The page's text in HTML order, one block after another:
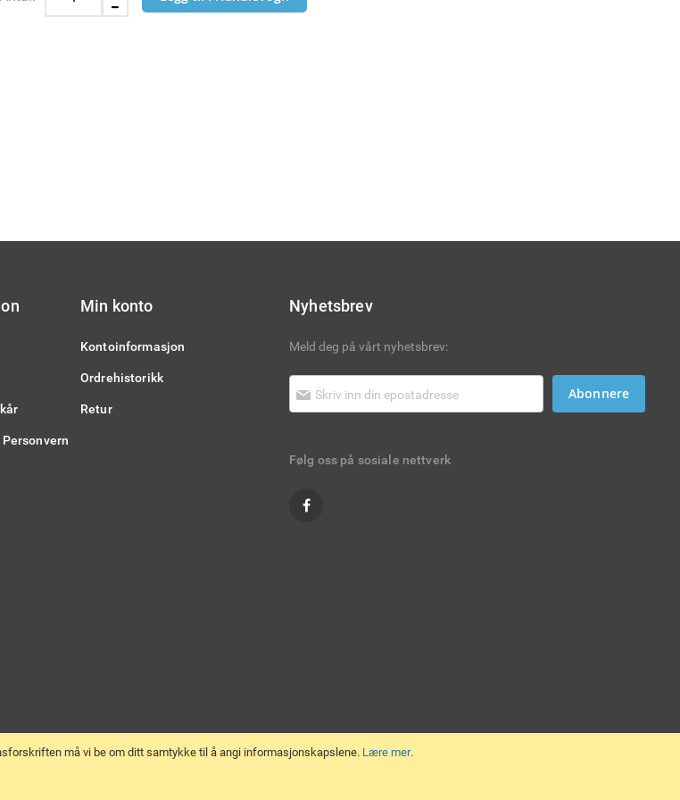
må vi be om ditt samtykke til å angi informasjonskapslene. Lære mer.
Min konto
Kontoinformasjon
Ordrehistorikk
Retur
Nyhetsbrev
Meld deg på vårt nyhetsbrev:
Abonnere
Følg oss på sosiale nettverk